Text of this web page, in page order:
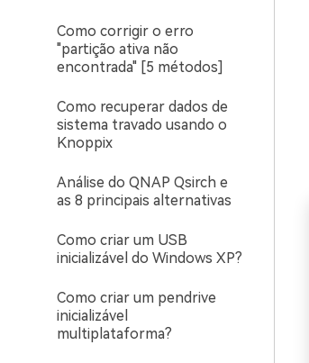
Como corrigir o erro
"partição ativa não
encontrada" [5 métodos]
Como recuperar dados de
sistema travado usando o
Knoppix
Análise do QNAP Qsirch e
as 8 principais alternativas
Como criar um USB
inicializável do Windows XP?
Como criar um pendrive
inicializável
multiplataforma?